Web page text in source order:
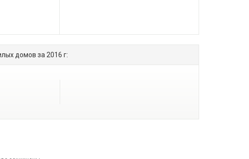
домов за 2016 г: